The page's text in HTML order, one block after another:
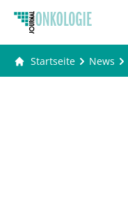
Startseite News